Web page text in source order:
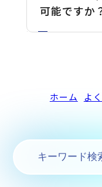
可能ですか
ホーム よ